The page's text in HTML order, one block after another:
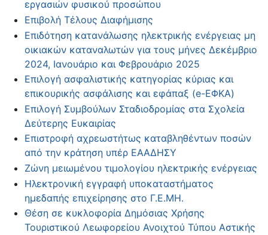
εργασιών φυσικού προσώπου
Επιβολή Τέλους Διαφήμισης
Επιδότηση κατανάλωσης ηλεκτρικής ενέργειας μη
οικιακών καταναλωτών για τους μήνες Δεκέμβριο
2024, Ιανουάριο και Φεβρουάριο 2025
Επιλογή ασφαλιστικής κατηγορίας κύριας και
επικουρικής ασφάλισης και εφάπαξ (e-ΕΦΚΑ)
Επιλογή Συμβούλων Σταδιοδρομίας στα Σχολεία
Δεύτερης Ευκαιρίας
Επιστροφή αχρεωστήτως καταβληθέντων ποσών
από την κράτηση υπέρ ΕΑΑΔΗΣΥ
Ζώνη μειωμένου τιμολογίου ηλεκτρικής ενέργειας
Ηλεκτρονική εγγραφή υποκαταστήματος
ημεδαπής επιχείρησης στο Γ.Ε.ΜΗ.
Θέση σε κυκλοφορία Δημόσιας Χρήσης
Τουριστικού Λεωφορείου Ανοιχτού Τύπου Αστικής